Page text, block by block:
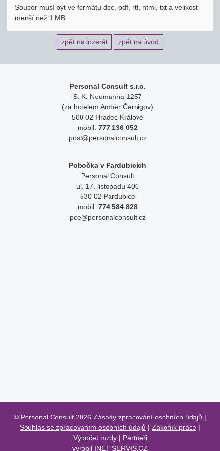
Soubor musí být ve formátu doc, pdf, rtf, html, txt a velikost
menší než 1 MB.
zpět na inzerát zpět na úvod
Personal Consult s.r.o.
S. K. Neumanna 1257
(za hotelem Amber Černigov)
500 02 Hradec Králové
mobil: 777 136 052
post@personalconsult.cz
Pobočka v Pardubicích
Personal Consult
ul. 17. listopadu 400
530 02 Pardubice
mobil: 774 584 828
pce@personalconsult.cz
© Personal Consult 2026 Zásady zpracování osobních údajů |
Souhlas se zpracováním osobních údajů | Zákoník práce |
Výpočet mzdy| Partneři
vyrobil INET-SERVIS.CZ